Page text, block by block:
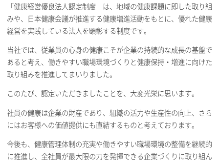
「健康経営優良法人認定制度」は、地域の健康課題に即した取り組
みや、日本健康会議が推進する健康増進活動をもとに、優れた健康
経営を実践している法人を顕彰する制度です。
当社では、従業員の心身の健康こそが企業の持続的な成長の基盤で
あると考え、働きやすい職場環境づくりと健康保持・増進に向けた
取り組みを推進してまいりました。
このたび、認定いただきましたことを、大変光栄に思います。
社員の健康は企業の財産であり、組織の活力や生産性の向上、さら
にはお客様への価値提供にも直結するものと考えております。
今後も、健康管理体制の充実や働きやすい職場環境の整備を継続的
に推進し、全社員が最大限の力を発揮できる企業づくりに取り組ん